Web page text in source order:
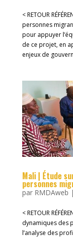
< RETOUR
personnes
pour appuyer
de ce projet, en
enjeux de
Mali | Étude
personnes
par RMDAweb |
< RETOUR
dynamiques des
l’analyse des